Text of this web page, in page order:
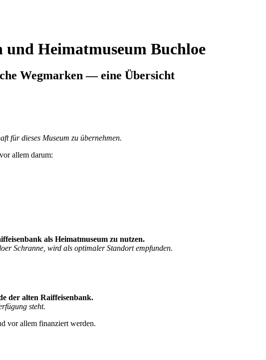
und Heimatmuseum Buchloe
Wegmarken — eine Übersicht
für dieses Museum zu übernehmen.
allem darum:
als Heimatmuseum zu nutzen.
Schranne, wird als optimaler Standort empfunden.
der alten Raiffeisenbank.
steht.
vor allem finanziert werden.